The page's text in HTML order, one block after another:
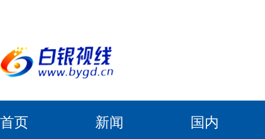
首页 新闻 国内